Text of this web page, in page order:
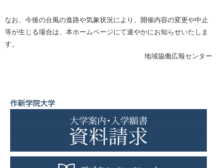
なお、今後の台風の進路や気象状況により、開催内容の変更や中止
等が生じる場合は、本ホームページにて速やかにお知らせいたしま
す。
地域協働広報センター